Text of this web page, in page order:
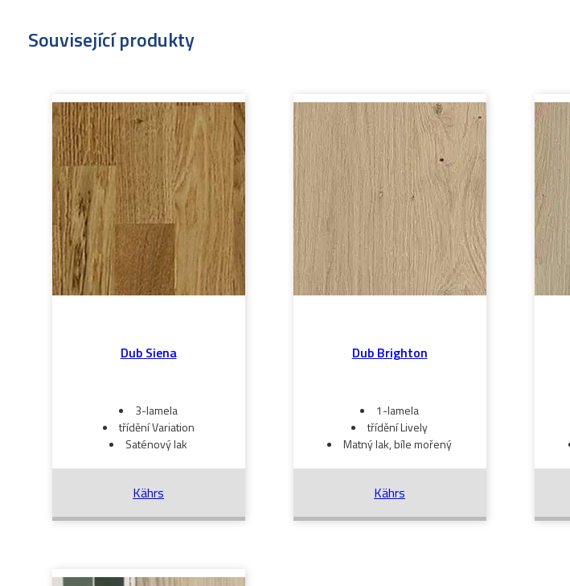
Související produkty
Dub Siena
3-lamela
třídění Variation
Saténový lak
Kährs
Dub Brighton
1-lamela
třídění Lively
Matný lak, bíle mořený
Kährs